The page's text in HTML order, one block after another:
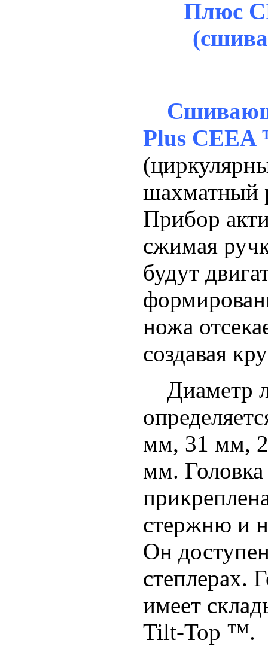
Плюс
Plus
шахматный
Прибор
сжимая
будут
ножа
создавая
Диаметр
мм, 31 мм,
мм.
стержню и
Он
степлерах.
имеет
Tilt-Top ™.